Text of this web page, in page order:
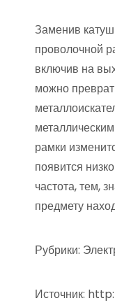
Заменив
проволочной
включив на
можно
рамки
появится
частота, тем,
предмету
Рубрики:
Источник: